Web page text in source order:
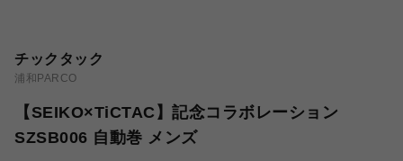
チックタック
浦和PARCO
【SEIKO×TiCTAC】記念コラボレーション
SZSB006 自動巻 メンズ